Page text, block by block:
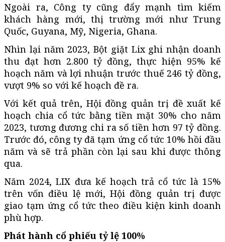
Ngoài ra, Công ty cũng đẩy mạnh tìm kiếm
khách hàng mới, thị trường mới như Trung
Quốc, Guyana, Mỹ, Nigeria, Ghana.
Nhìn lại năm 2023, Bột giặt Lix ghi nhận doanh
thu đạt hơn 2.800 tỷ đồng, thực hiện 95% kế
hoạch năm và lợi nhuận trước thuế 246 tỷ đồng,
vượt 9% so với kế hoạch đề ra.
Với kết quả trên, Hội đồng quản trị đề xuất kế
hoạch chia cổ tức bằng tiền mặt 30% cho năm
2023, tương đương chi ra số tiền hơn 97 tỷ đồng.
Trước đó, công ty đã tạm ứng cổ tức 10% hồi đầu
năm và sẽ trả phần còn lại sau khi được thông
qua.
Năm 2024, LIX đưa kế hoạch trả cổ tức là 15%
trên vốn điều lệ mới, Hội đồng quản trị được
giao tạm ứng cổ tức theo điều kiện kinh doanh
phù hợp.
Phát hành cổ phiếu tỷ lệ 100%